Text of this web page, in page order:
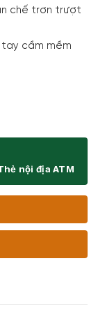
chế trơn trượt
cầm mềm
Plus 60194 6
nội địa ATM